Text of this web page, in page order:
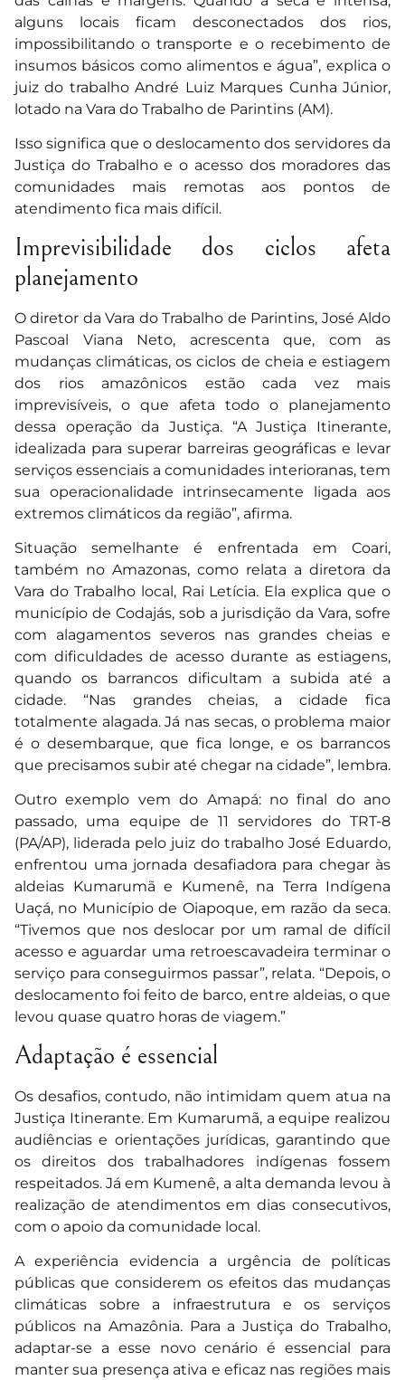
alguns locais ficam desconectados dos rios,
impossibilitando o transporte e o recebimento de
insumos básicos como alimentos e água”, explica o
juiz do trabalho André Luiz Marques Cunha Júnior,
lotado na Vara do Trabalho de Parintins (AM).
Isso significa que o deslocamento dos servidores da
Justiça do Trabalho e o acesso dos moradores das
comunidades mais remotas aos pontos de
atendimento fica mais difícil.
Imprevisibilidade dos ciclos afeta
planejamento
O diretor da Vara do Trabalho de Parintins, José Aldo
Pascoal Viana Neto, acrescenta que, com as
mudanças climáticas, os ciclos de cheia e estiagem
dos rios amazônicos estão cada vez mais
imprevisíveis, o que afeta todo o planejamento
dessa operação da Justiça. “A Justiça Itinerante,
idealizada para superar barreiras geográficas e levar
serviços essenciais a comunidades interioranas, tem
sua operacionalidade intrinsecamente ligada aos
extremos climáticos da região”, afirma.
Situação semelhante é enfrentada em Coari,
também no Amazonas, como relata a diretora da
Vara do Trabalho local, Rai Letícia. Ela explica que o
município de Codajás, sob a jurisdição da Vara, sofre
com alagamentos severos nas grandes cheias e
com dificuldades de acesso durante as estiagens,
quando os barrancos dificultam a subida até a
cidade. “Nas grandes cheias, a cidade fica
totalmente alagada. Já nas secas, o problema maior
é o desembarque, que fica longe, e os barrancos
que precisamos subir até chegar na cidade”, lembra.
Outro exemplo vem do Amapá: no final do ano
passado, uma equipe de 11 servidores do TRT-8
(PA/AP), liderada pelo juiz do trabalho José Eduardo,
enfrentou uma jornada desafiadora para chegar às
aldeias Kumarumã e Kumenê, na Terra Indígena
Uaçá, no Município de Oiapoque, em razão da seca.
“Tivemos que nos deslocar por um ramal de difícil
acesso e aguardar uma retroescavadeira terminar o
serviço para conseguirmos passar”, relata. “Depois, o
deslocamento foi feito de barco, entre aldeias, o que
levou quase quatro horas de viagem.”
Adaptação é essencial
Os desafios, contudo, não intimidam quem atua na
Justiça Itinerante. Em Kumarumã, a equipe realizou
audiências e orientações jurídicas, garantindo que
os direitos dos trabalhadores indígenas fossem
respeitados. Já em Kumenê, a alta demanda levou à
realização de atendimentos em dias consecutivos,
com o apoio da comunidade local.
A experiência evidencia a urgência de políticas
públicas que considerem os efeitos das mudanças
climáticas sobre a infraestrutura e os serviços
públicos na Amazônia. Para a Justiça do Trabalho,
adaptar-se a esse novo cenário é essencial para
manter sua presença ativa e eficaz nas regiões mais